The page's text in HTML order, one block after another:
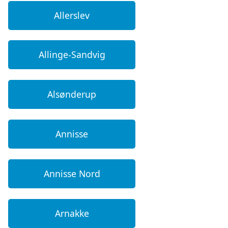
Allerslev
Allinge-Sandvig
Alsønderup
Annisse
Annisse Nord
Arnakke